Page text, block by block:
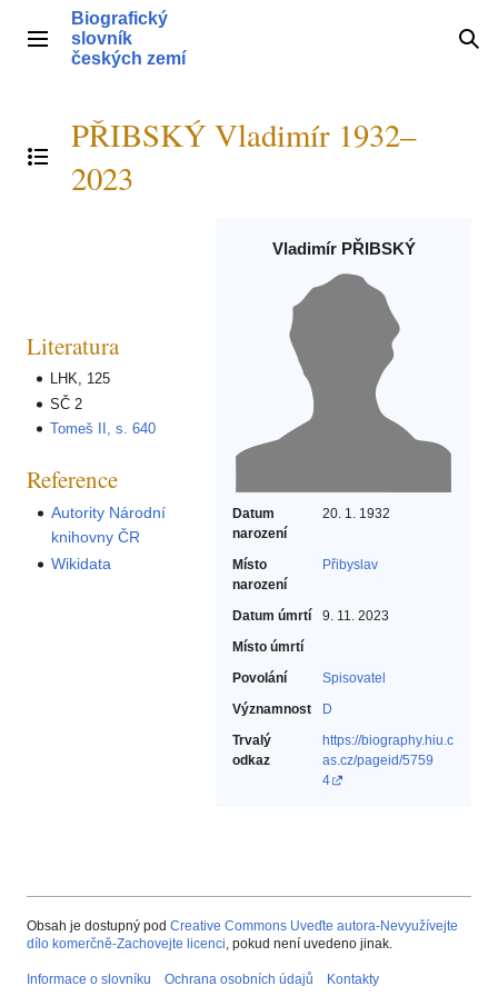
obsahHlavní menu
Biografický
slovník
českých zemí
Přepnout obsah
PŘIBSKÝ Vladimír 1932–
2023
Vladimír PŘIBSKÝ
Datum
narození
20. 1. 1932
Místo
narození
Přibyslav
Datum úmrtí
9. 11. 2023
Místo úmrtí
Povolání
Spisovatel‎
Významnost
D
Trvalý
odkaz
https://biography.hiu.c
as.cz/pageid/5759
4
Literatura
LHK, 125
SČ 2
Tomeš II, s. 640
Reference
Autority Národní
knihovny ČR
Wikidata
Obsah je dostupný pod Creative Commons Uveďte autora-Nevyužívejte
dílo komerčně-Zachovejte licenci, pokud není uvedeno jinak.
Informace o slovníku Ochrana osobních údajů Kontakty